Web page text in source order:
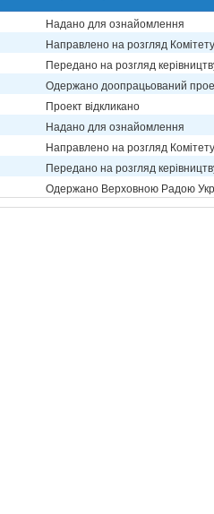
Надано для ознайомлення
Направлено на розгляд Комітету
Передано на розгляд
Одержано доопрацьований
Проект відкликано
Надано для ознайомлення
Направлено на розгляд Комітету
Передано на розгляд
Одержано Верховною Радою